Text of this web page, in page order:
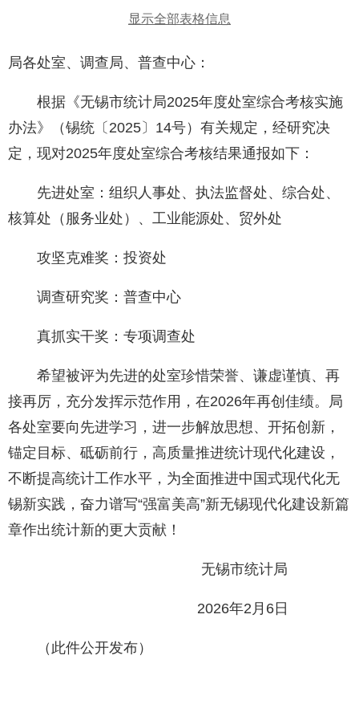
显示全部表格信息
局各处室、调查局、普查中心：
根据《无锡市统计局2025年度处室综合考核实施
办法》（锡统〔2025〕14号）有关规定，经研究决
定，现对2025年度处室综合考核结果通报如下：
先进处室：组织人事处、执法监督处、综合处、
核算处（服务业处）、工业能源处、贸外处
攻坚克难奖：投资处
调查研究奖：普查中心
真抓实干奖：专项调查处
希望被评为先进的处室珍惜荣誉、谦虚谨慎、再
接再厉，充分发挥示范作用，在2026年再创佳绩。局
各处室要向先进学习，进一步解放思想、开拓创新，
锚定目标、砥砺前行，高质量推进统计现代化建设，
不断提高统计工作水平，为全面推进中国式现代化无
锡新实践，奋力谱写“强富美高”新无锡现代化建设新篇
章作出统计新的更大贡献！
无锡市统计局
2026年2月6日
（此件公开发布）